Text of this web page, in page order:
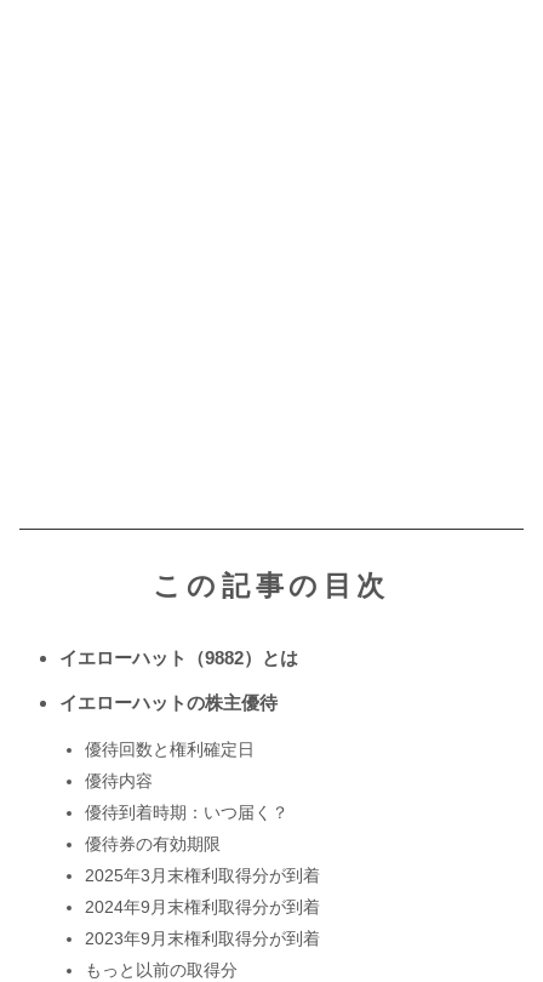
この記事の目次
イエローハット（9882）とは
イエローハットの株主優待
優待回数と権利確定日
優待内容
優待到着時期：いつ届く？
優待券の有効期限
2025年3月末権利取得分が到着
2024年9月末権利取得分が到着
2023年9月末権利取得分が到着
もっと以前の取得分